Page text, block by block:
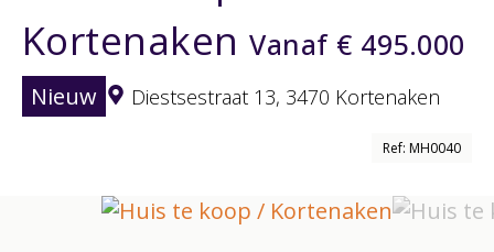
KortenakenVanaf € 495.000
Nieuw Diestsestraat 13, 3470 Kortenaken
Ref: MH0040